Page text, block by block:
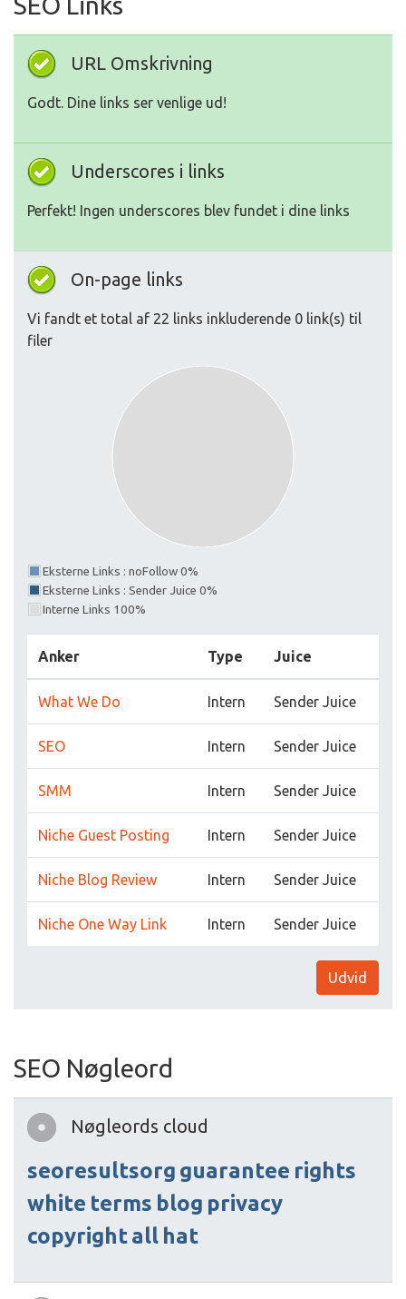
URL Omskrivning
Godt. Dine links ser venlige ud!
Underscores i links
Perfekt! Ingen underscores blev fundet i dine links
On-page links
Vi fandt et total af 22 links inkluderende 0 link(s) til
filer
Eksterne Links : noFollow 0%
Eksterne Links : Sender Juice 0%
Interne Links 100%
Anker Type Juice
What We Do Intern Sender Juice
SEO Intern Sender Juice
SMM Intern Sender Juice
Niche Guest Posting Intern Sender Juice
Niche Blog Review Intern Sender Juice
Niche One Way Link Intern Sender Juice
Udvid
SEO Nøgleord
Nøgleords cloud
seoresultsorg guarantee rights
white terms blog privacy
copyrightall hat